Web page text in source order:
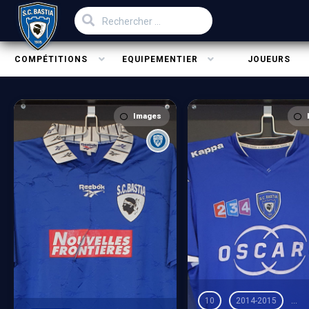
COMPÉTITIONS EQUIPEMENTIER JOUEURS
Images
10 2014-2015